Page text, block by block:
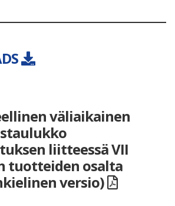
väliaikainen
liitteessä VII
tuotteiden osalta
versio)